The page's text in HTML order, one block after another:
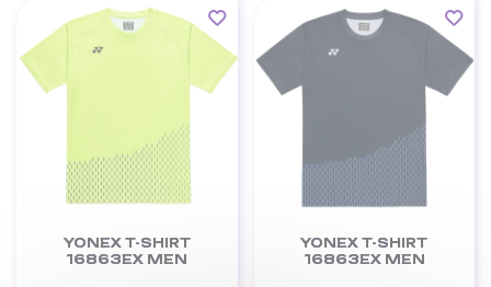
YONEX T-SHIRT
16863EX MEN
YONEX T-SHIRT
16863EX MEN